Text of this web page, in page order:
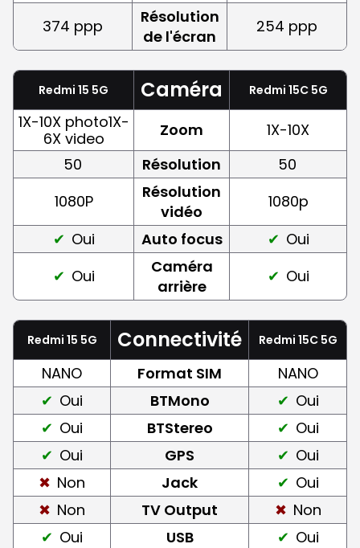
374 ppp
Résolution
de l'écran
254 ppp
Redmi 15 5G Caméra Redmi 15C 5G
1X-10X photo1X-
6X video
Zoom
1X-10X
50
Résolution
50
1080P
Résolution
vidéo
1080p
Oui
Auto focus
Oui
Oui
Caméra
arrière
Oui
Redmi 15 5G Connectivité Redmi 15C 5G
NANO Format SIM
NANO
Oui
BTMono
Oui
Oui
BTStereo
Oui
Oui
GPS
Oui
Non
Jack
Oui
Non
TV Output
Non
Oui
USB
Oui